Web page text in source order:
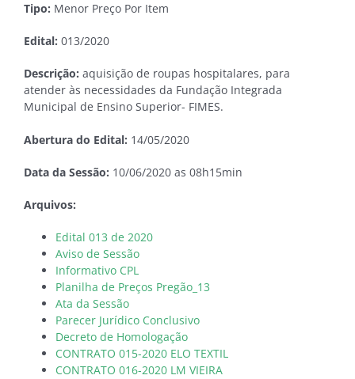
Tipo: Menor Preço Por Item
Edital: 013/2020
Descrição: aquisição de roupas hospitalares, para
atender às necessidades da Fundação Integrada
Municipal de Ensino Superior- FIMES.
Abertura do Edital: 14/05/2020
Data da Sessão: 10/06/2020 as 08h15min
Arquivos:
Edital 013 de 2020
Aviso de Sessão
Informativo CPL
Planilha de Preços Pregão_13
Ata da Sessão
Parecer Jurídico Conclusivo
Decreto de Homologação
CONTRATO 015-2020 ELO TEXTIL
CONTRATO 016-2020 LM VIEIRA